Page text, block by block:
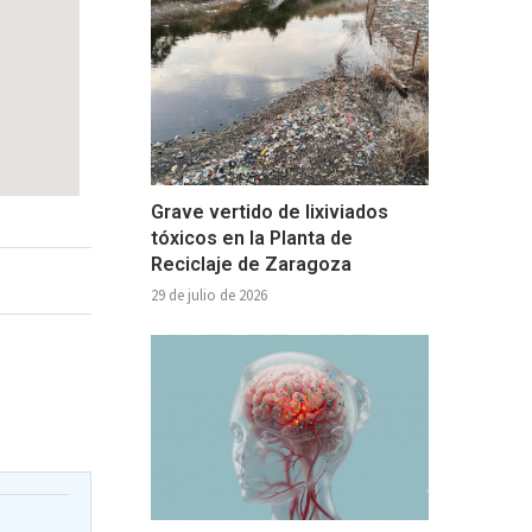
Grave vertido de lixiviados
tóxicos en la Planta de
Reciclaje de Zaragoza
29 de julio de 2026